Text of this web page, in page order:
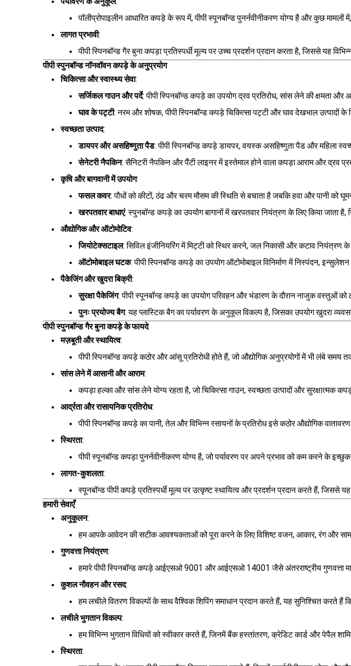
पॉलीप्रोपाइलीन आधारित कपड़े के रूप में, पीपी स्पूनबॉन्ड पुनर्नवीनीकरण योग्य है और कुछ
लागत प्रभावी:
पीपी स्पिनबॉन्ड गैर बुना कपड़ा प्रतिस्पर्धी मूल्य पर उच्च प्रदर्शन प्रदान करता है, जिससे यह
पीपी स्पुनबॉन्ड नॉनवॉवन कपड़े के अनुप्रयोग
चिकित्सा और स्वास्थ्य सेवा:
सर्जिकल गाउन और पर्दे: पीपी स्पिनबॉन्ड कपड़े का उपयोग द्रव प्रतिरोध, सांस लेने की क्षमता
घाव के पट्टी: नरम और शोषक, पीपी स्पिनबॉन्ड कपड़े चिकित्सा पट्टी और घाव देखभाल उत्पादों के
स्वच्छता उत्पाद:
डायपर और असहिष्णुता पैड: पीपी स्पिनबॉन्ड कपड़े डायपर, वयस्क असहिष्णुता पैड और महिला
सेनेटरी नैपकिन: सैनिटरी नैपकिन और पैंटी लाइनर में इस्तेमाल होने वाला कपड़ा आराम और द्रव
कृषि और बागवानी में उपयोग:
फसल कवर: पौधों को कीटों, ठंढ और चरम मौसम की स्थिति से बचाता है जबकि हवा और पानी को
खरपतवार बाधाएं: स्पुनबॉन्ड कपड़े का उपयोग बागानों में खरपतवार नियंत्रण के लिए किया जाता
औद्योगिक और ऑटोमोटिव:
जियोटेक्सटाइल: सिविल इंजीनियरिंग में मिट्टी को स्थिर करने, जल निकासी और कटाव
ऑटोमोबाइल घटक: पीपी स्पिनबॉन्ड कपड़े का उपयोग ऑटोमोबाइल विनिर्माण में निस्पंदन,
पैकेजिंग और खुदरा बिक्री:
सुरक्षा पैकेजिंग: पीपी स्पूनबॉन्ड कपड़े का उपयोग परिवहन और भंडारण के दौरान नाजुक वस्तुओं
पुनः प्रयोज्य बैग: यह प्लास्टिक बैग का पर्यावरण के अनुकूल विकल्प है, जिसका उपयोग खुदरा
पीपी स्पुनबॉन्ड गैर बुना कपड़े के फायदे
मज़बूती और स्थायित्व:
पीपी स्पिनबॉन्ड कपड़े कठोर और आंसू प्रतिरोधी होते हैं, जो औद्योगिक अनुप्रयोगों में भी लंबे
सांस लेने में आसानी और आराम:
कपड़ा हल्का और सांस लेने योग्य रहता है, जो चिकित्सा गाउन, स्वच्छता उत्पादों और सुरक्षात्मक
आर्द्रता और रासायनिक प्रतिरोध:
पीपी स्पिनबॉन्ड कपड़े का पानी, तेल और विभिन्न रसायनों के प्रतिरोध इसे कठोर औद्योगिक
स्थिरता:
पीपी स्पूनबॉन्ड कपड़ा पुनर्नवीनीकरण योग्य है, जो पर्यावरण पर अपने प्रभाव को कम करने के
लागत-कुशलता:
स्पूनबॉन्ड पीपी कपड़े प्रतिस्पर्धी मूल्य पर उत्कृष्ट स्थायित्व और प्रदर्शन प्रदान करते हैं, जिससे
हमारी सेवाएँ
अनुकूलन:
हम आपके आवेदन की सटीक आवश्यकताओं को पूरा करने के लिए विशिष्ट वजन, आकार, रंग और
गुणवत्ता नियंत्रण:
हमारे पीपी स्पिनबॉन्ड कपड़े आईएसओ 9001 और आईएसओ 14001 जैसे अंतरराष्ट्रीय गुणवत्ता
कुशल नौवहन और रसद:
हम लचीले वितरण विकल्पों के साथ वैश्विक शिपिंग समाधान प्रदान करते हैं, यह सुनिश्चित करते हैं
लचीले भुगतान विकल्प:
हम विभिन्न भुगतान विधियों को स्वीकार करते हैं, जिनमें बैंक हस्तांतरण, क्रेडिट कार्ड और
स्थिरता: